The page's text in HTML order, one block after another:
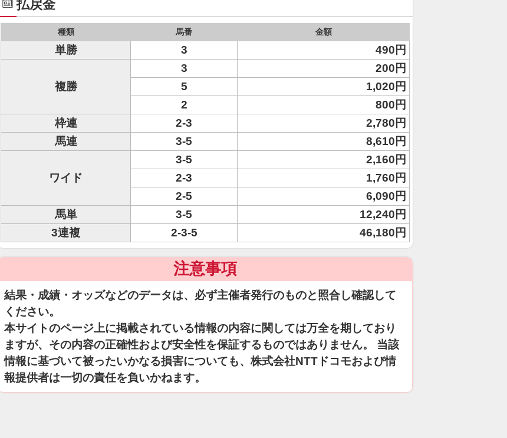
払戻金
種類 馬番 金額
単勝 3 490円
複勝
3
200円
5
1,020円
2
800円
枠連
2-3
2,780円
馬連
3-5 8,610円
ワイド
3-5
2,160円
2-3
1,760円
2-5
6,090円
馬単
3-5
12,240円
3連複
2-3-5 46,180円
注意事項
結果・成績・オッズなどのデータは、必ず主催者発行のものと照合し確認して
ください。
本サイトのページ上に掲載されている情報の内容に関しては万全を期しており
ますが、その内容の正確性および安全性を保証するものではありません。 当該
情報に基づいて被ったいかなる損害についても、株式会社NTTドコモおよび情
報提供者は一切の責任を負いかねます。